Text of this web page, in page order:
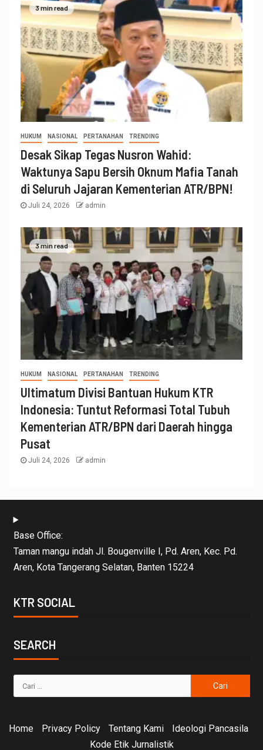
3 min read
HUKUM NASIONAL PERTANAHAN TRENDING
Desak Sikap Tegas Nusron Wahid:
Waktunya Sapu Bersih Oknum Mafia Tanah
di Seluruh Jajaran Kementerian ATR/BPN!
Juli 24, 2026 admin
3 min read
HUKUM NASIONAL PERTANAHAN TRENDING
Ultimatum Divisi Bantuan Hukum KTR
Indonesia: Tuntut Reformasi Total Tubuh
Kementerian ATR/BPN dari Daerah hingga
Pusat
Juli 24, 2026 admin
Base Office:
Taman mangu indah Jl. Bougenville I, Pd. Aren, Kec. Pd.
Aren, Kota Tangerang Selatan, Banten 15224
KTR SOCIAL
SEARCH
Home Privacy Policy Tentang Kami
Ideologi Pancasila
Kode Etik Jurnalistik